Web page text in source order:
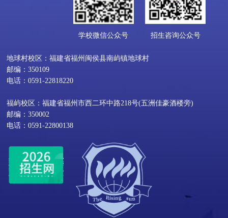
学校微信公众号 招生咨询公众号
地球村校区：福建省福州闽侯县南屿镇地球村
邮编：350109
电话：0591-22818220
福屿校区：福建省福州市西二环中路218号(五洲佳豪酒楼旁)
邮编：350002
电话：0591-22800138